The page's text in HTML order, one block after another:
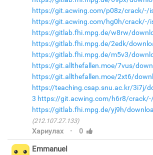
https://git.acwing.com/p08z/crack/-/
https://git.acwing.com/hg0h/crack/-/
https://gitlab.fhi.mpg.de/w8rw/
https://gitlab.fhi.mpg.de/2edk/
https://gitlab.fhi.mpg.de/m5v3/
https://git.allthefallen.moe/7vus/
https://git.allthefallen.moe/2xt6/
https://teaching.csap.snu.ac.kr/3i7j/
3 https://git.acwing.com/h6r8/
https://gitlab.fhi.mpg.de/yj9h/
(212.107.27.133)
Хариулах · 0
Emmanuel